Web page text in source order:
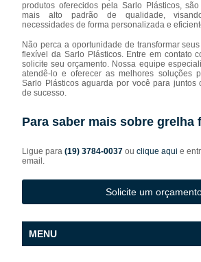
produtos oferecidos pela Sarlo Plásticos,
mais alto padrão de qualidade,
necessidades de forma personalizada e
Não perca a oportunidade de transformar
flexível da Sarlo Plásticos. Entre em contato
solicite seu orçamento. Nossa equipe
atendê-lo e oferecer as melhores soluções
Sarlo Plásticos aguarda por você para juntos
de sucesso.
Para saber mais sobre grelha
Ligue para(19) 3784-0037ouclique aqui e
email.
Solicite um
MENU